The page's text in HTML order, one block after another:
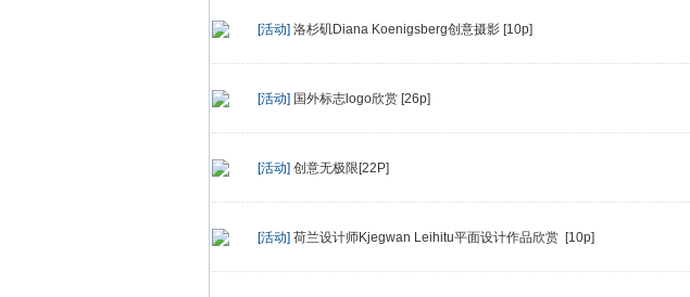
[活动] 洛杉矶Diana Koenigsberg创意摄影 [10p]
[活动] 国外标志logo欣赏 [26p]
[活动] 创意无极限[22P]
[活动] 荷兰设计师Kjegwan Leihitu平面设计作品欣赏 [10p]